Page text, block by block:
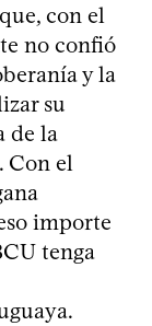
con el
no confió
y la
su
de la
Con el
importe
tenga